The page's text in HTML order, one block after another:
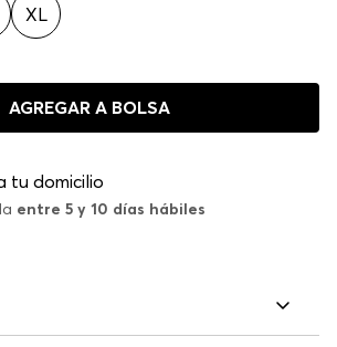
XL
AGREGAR A BOLSA
tu domicilio
entre 5 y 10 días hábiles